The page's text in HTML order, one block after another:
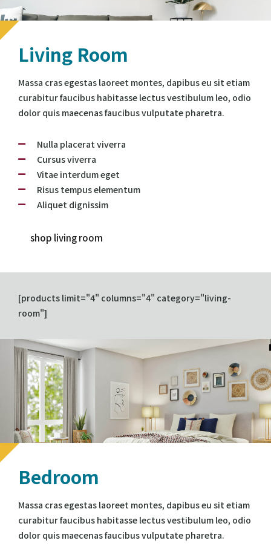
Living Room
Massa cras egestas laoreet montes, dapibus eu sit etiam
curabitur faucibus habitasse lectus vestibulum leo, odio
dolor quis maecenas faucibus vulputate pharetra.
Nulla placerat viverra
Cursus viverra
Vitae interdum eget
Risus tempus elementum
Aliquet dignissim
shop living room
[products limit="4" columns="4" category="living-
room"]
Bedroom
Massa cras egestas laoreet montes, dapibus eu sit etiam
curabitur faucibus habitasse lectus vestibulum leo, odio
dolor quis maecenas faucibus vulputate pharetra.